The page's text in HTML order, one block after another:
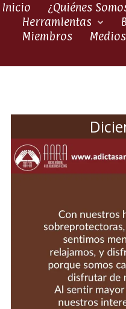
Inicio ¿Quiénes
Herramientas
Miembros
Medios